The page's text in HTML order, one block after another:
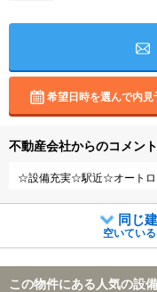
希望日時を選んで内見
不動産会社からのコメント
☆設備充実☆駅近☆オート
同じ
空いてい
この物件にある人気の設